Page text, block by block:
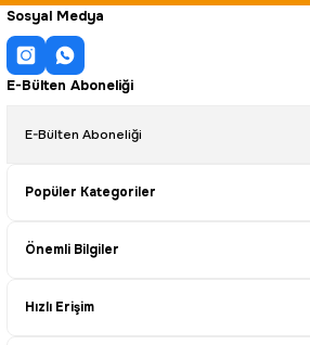
Sosyal Medya
E-Bülten Aboneliği
Popüler Kategoriler
Önemli Bilgiler
Hızlı Erişim